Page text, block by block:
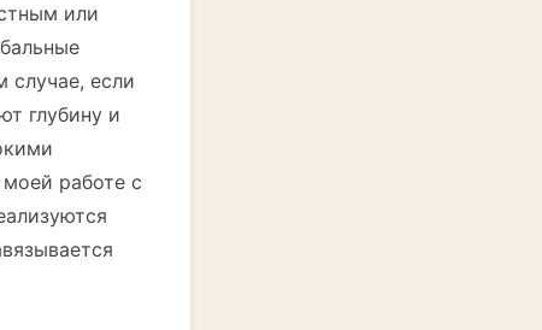
или
случае, если
глубину и
работе с